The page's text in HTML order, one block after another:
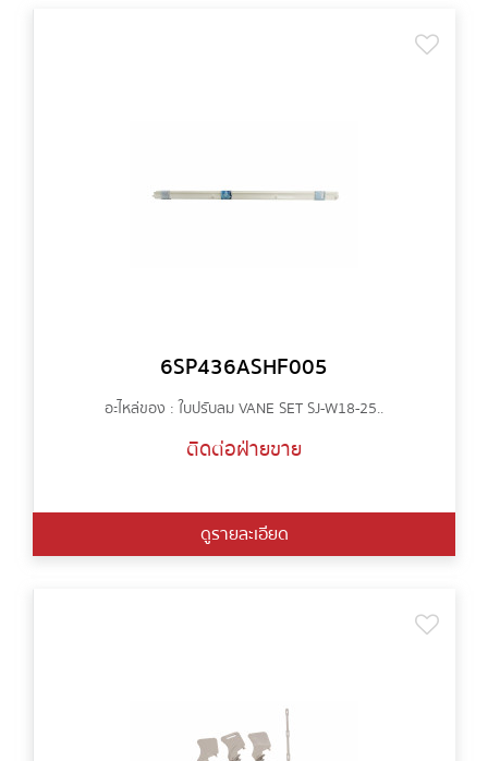
6SP436ASHF005
อะไหล่ของ : ใบปรับลม VANE SET SJ-W18-25..
ติดต่อฝ่ายขาย
ดูรายละเอียด